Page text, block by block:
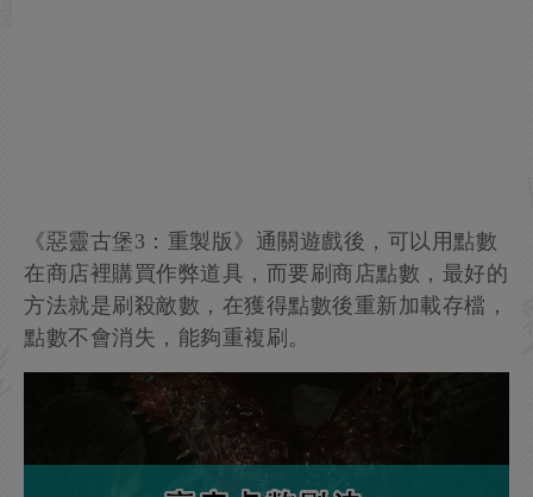
《惡靈古堡3：重製版》通關遊戲後，可以用點數
在商店裡購買作弊道具，而要刷商店點數，最好的
方法就是刷殺敵數，在獲得點數後重新加載存檔，
點數不會消失，能夠重複刷。